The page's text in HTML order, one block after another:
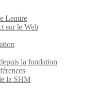
Lemire
sur le Web
la fondation
la SHM